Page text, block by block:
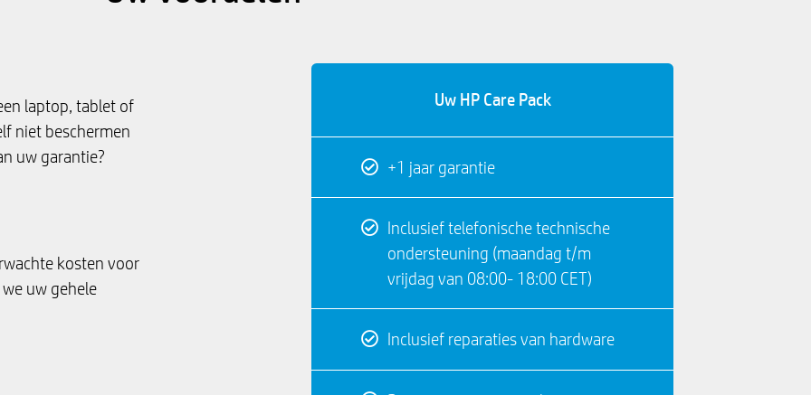
laptop, tablet of
niet beschermen
uw garantie?
kosten voor
uw gehele
Uw HP Care Pack
+1 jaar garantie
Inclusief telefonische technische
ondersteuning (maandag t/m
vrijdag van 08:00- 18:00 CET)
Inclusief reparaties van hardware